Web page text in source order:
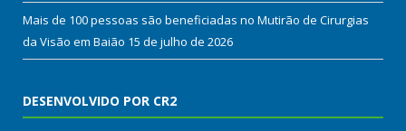
Mais de 100 pessoas são beneficiadas no Mutirão de Cirurgias
da Visão em Baião 15 de julho de 2026
DESENVOLVIDO POR CR2